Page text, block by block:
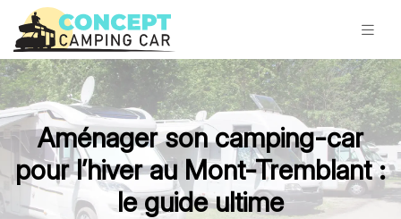
Aménager son camping-car
pour l’hiver au Mont-Tremblant :
le guide ultime